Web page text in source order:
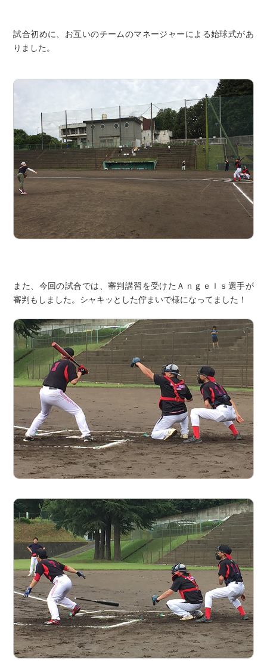
試合初めに、お互いのチームのマネージャーによる始球式があ
りました。
また、今回の試合では、審判講習を受けたＡｎｇｅｌｓ選手が
審判もしました。シャキッとした佇まいで様になってました！